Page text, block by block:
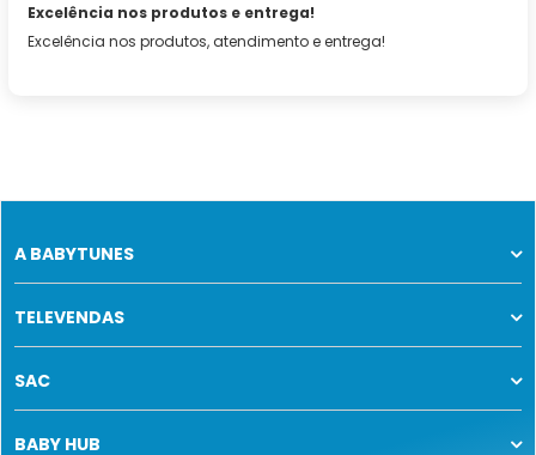
Excelência nos produtos e entrega!
Excelência nos produtos, atendimento e entrega!
A BABYTUNES
TELEVENDAS
SAC
BABY HUB